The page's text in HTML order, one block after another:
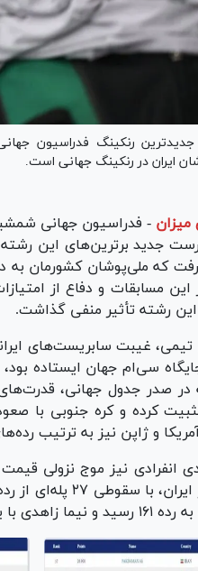
جدیدترین رنکینگ فدراسیون
ایران در رنکینگ جهانی است.
میزان -
جدید برترین‌های این رشته
که ملی‌پوشان کشورمان به
مسابقات و دفاع از
این رشته تأثیر منفی گذاشت.
غیبت سابریست‌های
سی‌ام جهان ایستاده
صدر جدول جهانی،
کرده و کره جنوبی با
و ژاپن نیز به ترتیب
انفرادی نیز موج نزولی